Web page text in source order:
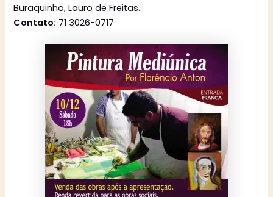
Buraquinho, Lauro de Freitas.
Contato: 71 3026-0717